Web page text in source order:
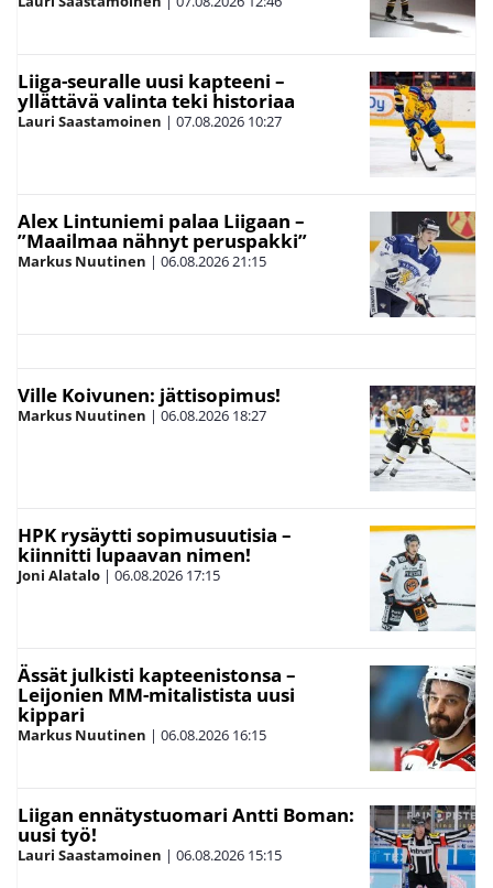
Liiga-seuralle uusi kapteeni –
yllättävä valinta teki historiaa
Lauri Saastamoinen | 07.08.2026 10:27
Alex Lintuniemi palaa Liigaan –
”Maailmaa nähnyt peruspakki”
Markus Nuutinen | 06.08.202621:15
Ville Koivunen: jättisopimus!
Markus Nuutinen | 06.08.2026 18:27
HPK rysäytti sopimusuutisia –
kiinnitti lupaavan nimen!
Joni Alatalo | 06.08.2026 17:15
Ässät julkisti kapteenistonsa –
Leijonien MM-mitalistista uusi
kippari
Markus Nuutinen | 06.08.2026 16:15
Liigan ennätystuomari Antti Boman:
uusi työ!
Lauri Saastamoinen | 06.08.2026 15:15